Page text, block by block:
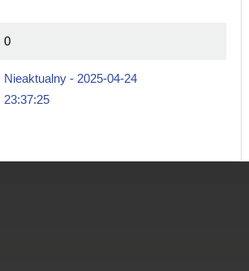
0
Nieaktualny - 2025-04-24
23:37:25